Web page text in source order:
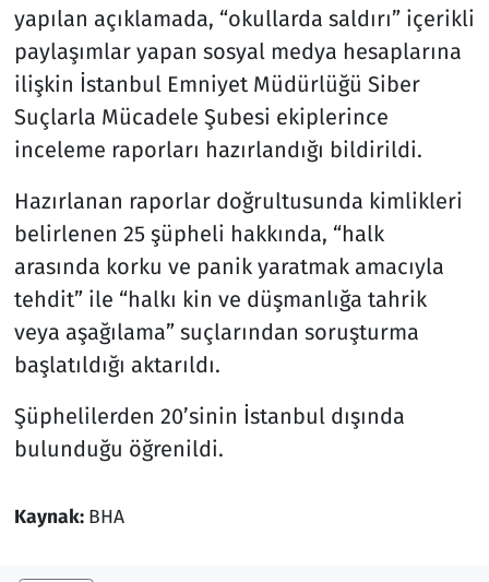
yapılan açıklamada, “okullarda saldırı” içerikli
paylaşımlar yapan sosyal medya hesaplarına
ilişkin İstanbul Emniyet Müdürlüğü Siber
Suçlarla Mücadele Şubesi ekiplerince
inceleme raporları hazırlandığı bildirildi.
Hazırlanan raporlar doğrultusunda kimlikleri
belirlenen 25 şüpheli hakkında, “halk
arasında korku ve panik yaratmak amacıyla
tehdit” ile “halkı kin ve düşmanlığa tahrik
veya aşağılama” suçlarından soruşturma
başlatıldığı aktarıldı.
Şüphelilerden 20’sinin İstanbul dışında
bulunduğu öğrenildi.
Kaynak: BHA
Siyaset
Spor
Süleymanpaşa